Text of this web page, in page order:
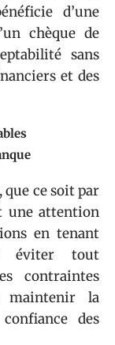
d’une
chèque de
sans
et des
que ce soit par
une attention
en tenant
éviter tout
contraintes
maintenir la
des